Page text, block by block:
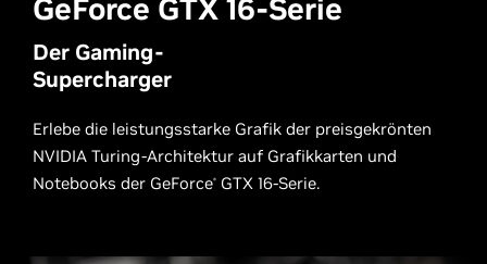
GeForce GTX 16-Serie
Der Gaming-
Supercharger
Erlebe die leistungsstarke Grafik der preisgekrönten
NVIDIA Turing-Architektur auf Grafikkarten und
Notebooks der GeForce® GTX 16-Serie.